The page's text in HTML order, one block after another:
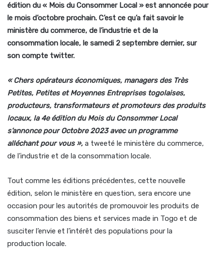
édition du « Mois du Consommer Local » est annoncée pour
le mois d’octobre prochain. C’est ce qu’a fait savoir le
ministère du commerce, de l’industrie et de la
consommation locale, le samedi 2 septembre dernier, sur
son compte twitter.
«Chers opérateurs économiques, managers des Très
Petites, Petites et Moyennes Entreprises togolaises,
producteurs, transformateurs et promoteurs des produits
locaux, la 4e édition du Mois du Consommer Local
s’annonce pour Octobre 2023 avec un programme
alléchant pour vous», a tweeté le ministère du commerce,
de l’industrie et de la consommation locale.
Tout comme les éditions précédentes, cette nouvelle
édition, selon le ministère en question, sera encore une
occasion pour les autorités de promouvoir les produits de
consommation des biens et services made in Togo et de
susciter l’envie et l’intérêt des populations pour la
production locale.